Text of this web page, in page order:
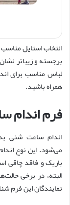
انتخاب استایل
برجسته و زیباتر
لباس مناسب برای
همراه باشید.
فرم
اندام ساعت شنی
می‌شود. این نوع
باریک و فاقد چاقی
البته، در برخی
نمایندگان این فرم